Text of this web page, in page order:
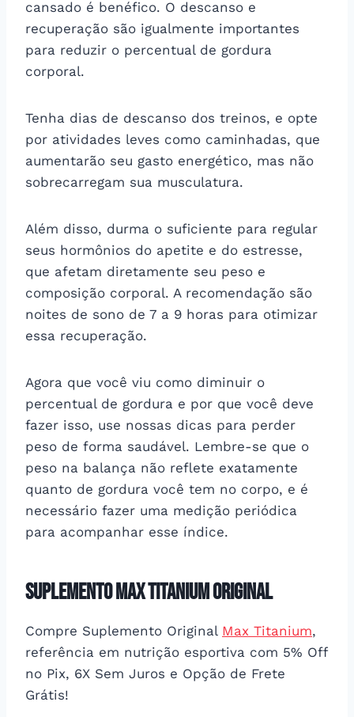
cansado é benéfico. O descanso e
recuperação são igualmente importantes
para reduzir o percentual de gordura
corporal.
Tenha dias de descanso dos treinos, e opte
por atividades leves como caminhadas, que
aumentarão seu gasto energético, mas não
sobrecarregam sua musculatura.
Além disso, durma o suficiente para regular
seus hormônios do apetite e do estresse,
que afetam diretamente seu peso e
composição corporal. A recomendação são
noites de sono de 7 a 9 horas para otimizar
essa recuperação.
Agora que você viu como diminuir o
percentual de gordura e por que você deve
fazer isso, use nossas dicas para perder
peso de forma saudável. Lembre-se que o
peso na balança não reflete exatamente
quanto de gordura você tem no corpo, e é
necessário fazer uma medição periódica
para acompanhar esse índice.
Suplemento Max Titanium Original
Compre Suplemento Original Max Titanium,
referência em nutrição esportiva com 5% Off
no Pix, 6X Sem Juros e Opção de Frete
Grátis!